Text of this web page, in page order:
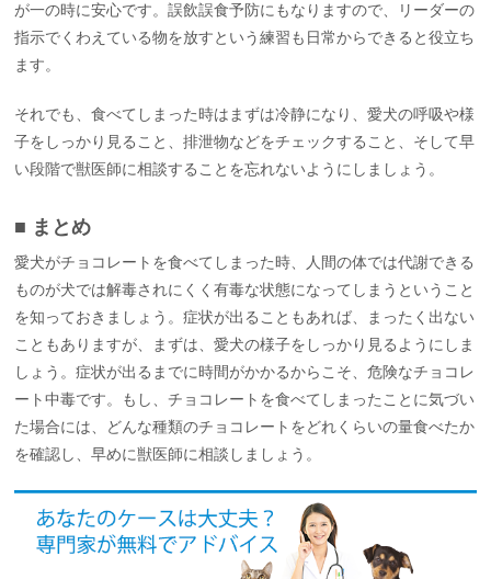
が一の時に安心です。誤飲誤食予防にもなりますので、リーダーの
指示でくわえている物を放すという練習も日常からできると役立ち
ます。
それでも、食べてしまった時はまずは冷静になり、愛犬の呼吸や様
子をしっかり見ること、排泄物などをチェックすること、そして早
い段階で獣医師に相談することを忘れないようにしましょう。
■ まとめ
愛犬がチョコレートを食べてしまった時、人間の体では代謝できる
ものが犬では解毒されにくく有毒な状態になってしまうということ
を知っておきましょう。症状が出ることもあれば、まったく出ない
こともありますが、まずは、愛犬の様子をしっかり見るようにしま
しょう。症状が出るまでに時間がかかるからこそ、危険なチョコレ
ート中毒です。もし、チョコレートを食べてしまったことに気づい
た場合には、どんな種類のチョコレートをどれくらいの量食べたか
を確認し、早めに獣医師に相談しましょう。